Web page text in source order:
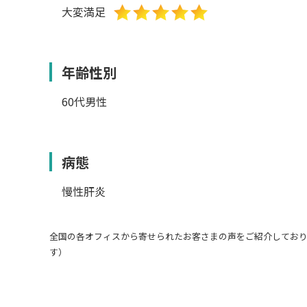
大変満足
年齢性別
60代男性
病態
慢性肝炎
全国の各オフィスから寄せられたお客さまの声をご紹介して
す）